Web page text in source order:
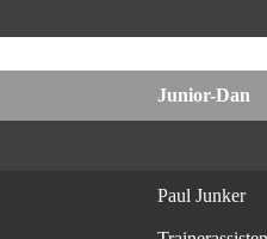
Junior-Dan
Paul Junker